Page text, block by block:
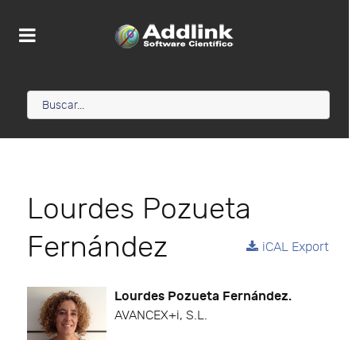
Lourdes Pozueta
Fernández
iCAL Export
Lourdes Pozueta Fernández.
AVANCEX+i, S.L.